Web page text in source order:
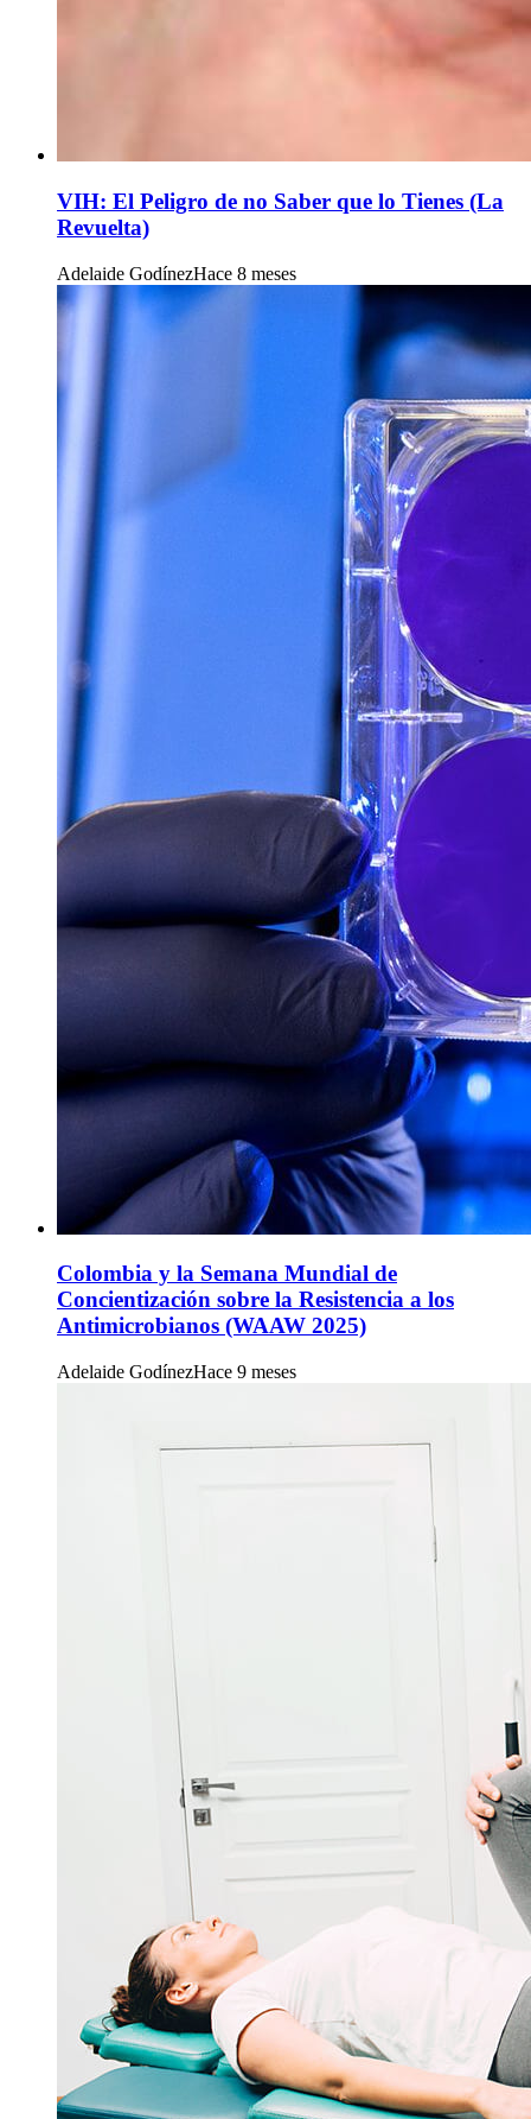
VIH: El Peligro de no Saber que lo Tienes (La
Revuelta)
Adelaide GodínezHace 8 meses
Colombia y la Semana Mundial de
Concientización sobre la Resistencia a los
Antimicrobianos (WAAW 2025)
Adelaide GodínezHace 9 meses